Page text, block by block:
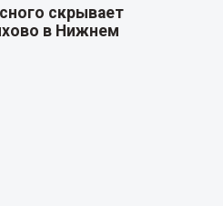
скрывает
в Нижнем